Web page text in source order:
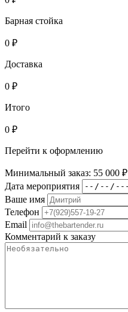
Барная стойка
0 ₽
Доставка
0 ₽
Итого
0 ₽
Перейти к оформлению
Минимальный заказ: 55 000 ₽
Дата мероприятия
Ваше имя
Телефон
Email
Комментарий к заказу